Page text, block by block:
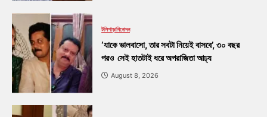
টলিপাড়াবিনোদন
‘যাকে ভালবাসো, তার সবটা নিয়েই বাসবে’, ৩০ বছর
পরও সেই হাতটাই ধরে অপরাজিতা আঢ্য
August 8, 2026